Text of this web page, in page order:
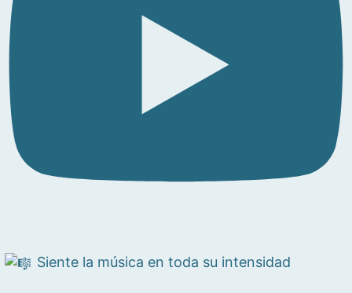
Siente la música en toda su intensidad